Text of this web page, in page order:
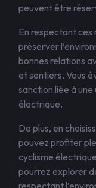
peuvent être
En respectant
préserver
bonnes relations
et sentiers. Vous
sanction liée à
électrique.
De plus, en
pouvez profiter
cyclisme
pourrez explorer
respectant